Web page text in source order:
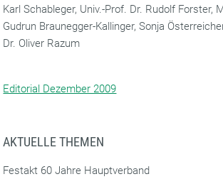
Karl Schableger, Univ.-Prof. Dr. Rudolf Forster,
Gudrun Braunegger-Kallinger, Sonja
Dr. Oliver Razum
Editorial Dezember 2009
AKTUELLE THEMEN
Festakt 60 Jahre Hauptverband